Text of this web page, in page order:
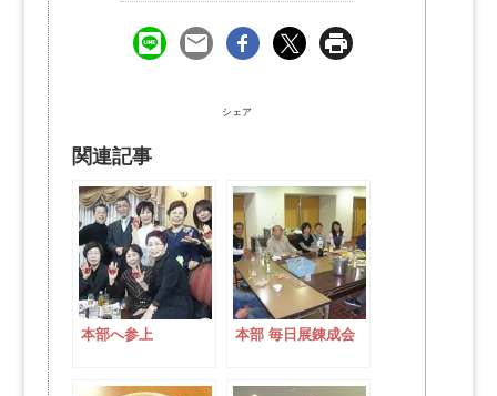
シェア
関連記事
本部へ参上 本部 毎日展錬成会